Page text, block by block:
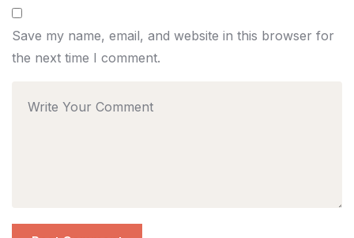
Save my name, email, and website in this browser for
the next time I comment.